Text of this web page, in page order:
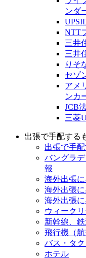
ンダ
NTT
三井
三井
りそ
セゾ
アメ
ンカ
JCB
三菱
出張で手配する
出張で手
バングラ
報
海外出張
海外出張
海外出張
ウィーク
新幹線、
飛行機（航
バス・タ
ホテル